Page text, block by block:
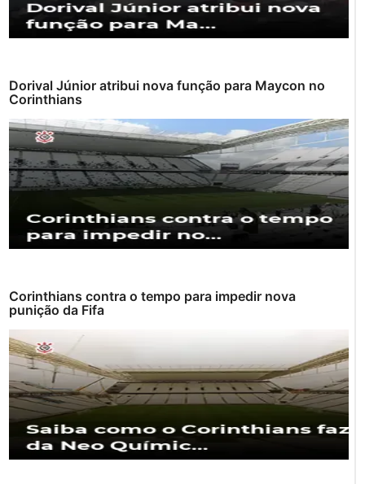
Dorival Júnior atribui nova função para Maycon no
Corinthians
Corinthians contra o tempo para impedir nova
punição da Fifa